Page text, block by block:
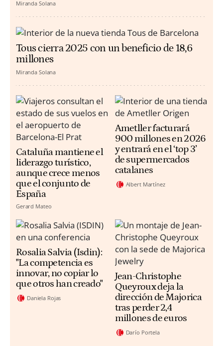
Miranda Solana
Tous cierra 2025 con un beneficio de 18,6
millones
Miranda Solana
Cataluña mantiene el
liderazgo turístico,
aunque crece menos
que el conjunto de
España
Gerard Mateo
Ametller facturará
900 millones en 2026
y entrará en el ‘top 3’
de supermercados
catalanes
Albert Martínez
Rosalia Salvia (Isdin):
"La competencia es
innovar, no copiar lo
que otros han creado"
Daniela Rojas
Jean-Christophe
Queyroux deja la
dirección de Majorica
tras perder 2,4
millones de euros
Darío Portela